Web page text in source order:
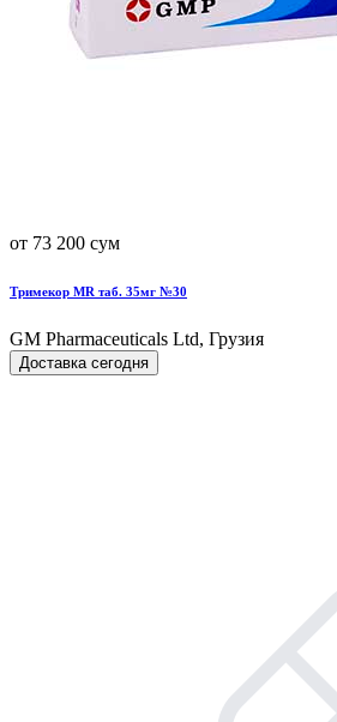
от 73 200 сум
Тримекор MR таб. 35мг №30
GM Pharmaceuticals Ltd, Грузия
Доставка сегодня